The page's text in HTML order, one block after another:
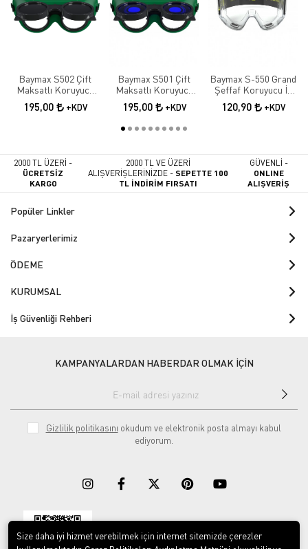
Baymax S502 Çift
Maksatlı Koruyucu
Kaynak Gözlüğü |
Tam Kapalı İş
195,00 +KDV
Baymax S501 Çift
Maksatlı Koruyucu
Kaynak Gözlüğü |
Tam Kapalı İş
195,00 +KDV
Baymax S-550 Grand
Şeffaf Koruyucu İş
Gözlüğü | Antifog İş
Güvenliği Gözlüğü
120,90 +KDV
2000 TL ÜZERİ -
ÜCRETSİZ
KARGO
2000 TL VE ÜZERİ
ALIŞVERİŞLERİNİZDE -SEPETTE 100
TL İNDİRİM FIRSATI
GÜVENLİ -
ONLINE
ALIŞVERİŞ
Popüler Linkler
Pazaryerlerimiz
ÖDEME
KURUMSAL
İş Güvenliği Rehberi
KAMPANYALARDAN HABERDAR OLMAK İÇİN
Gizlilik politikasını okudum ve elektronik posta almayı kabul
ediyorum.
Download on the Download on
Size daha iyi hizmet verebilmek için internet sitemizde çerezler